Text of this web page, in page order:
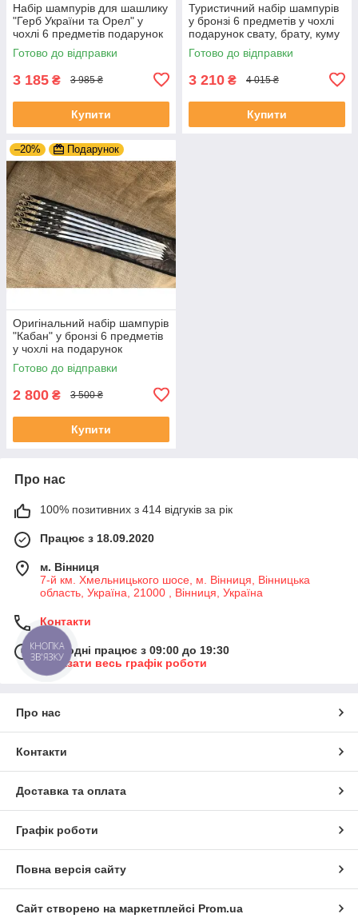
Набір шампурів для шашлику
"Герб України та Орел" у
чохлі 6 предметів подарунок
коханому чоловікові на
річницю
Готово до відправки
3 185 ₴ 3 985 ₴
Купити
Туристичний набір шампурів
у бронзі 6 предметів у чохлі
подарунок свату, брату, куму
на День Народження
Готово до відправки
3 210 ₴ 4 015 ₴
Купити
–20% Подарунок
Оригінальний набір шампурів
"Кабан" у бронзі 6 предметів
у чохлі на подарунок
директору
Готово до відправки
2 800 ₴ 3 500 ₴
Купити
Про нас
100% позитивних з 414 відгуків за рік
Працює з 18.09.2020
м. Вінниця
7-й км. Хмельницького шосе, м. Вінниця, Вінницька
область, Україна, 21000 , Вінниця, Україна
Контакти
Сьогодні працює з 09:00 до 19:30
Показати весь графік роботи
Про нас
Контакти
Доставка та оплата
Графік роботи
Повна версія сайту
Сайт створено на маркетплейсі Prom.ua
КНОПКА
ЗВ'ЯЗКУ